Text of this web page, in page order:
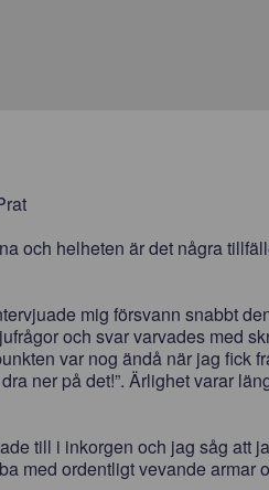
och helheten är det några
mig försvann snabbt
och svar varvades med
var nog ändå när jag fick
ner på det!”. Ärlighet varar
till i inkorgen och jag såg att
med ordentligt vevande armar